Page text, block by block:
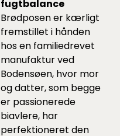
fugtbalance
Brødposen er kærligt
fremstillet i hånden
hos en familiedrevet
manufaktur ved
Bodensøen, hvor mor
og datter, som begge
er passionerede
biavlere, har
perfektioneret den